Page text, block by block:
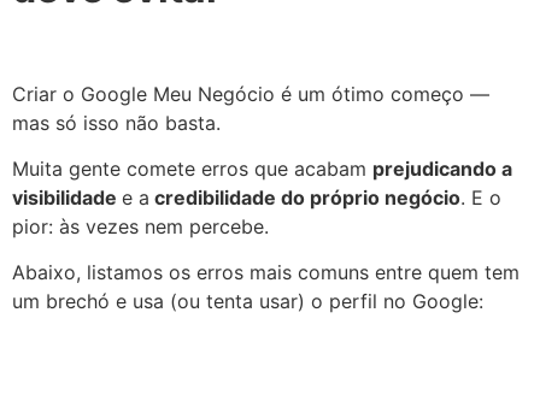
Criar o Google Meu Negócio é um ótimo começo —
mas só isso não basta.
Muita gente comete erros que acabam prejudicando a
visibilidade e a credibilidade do próprio negócio. E o
pior: às vezes nem percebe.
Abaixo, listamos os erros mais comuns entre quem tem
um brechó e usa (ou tenta usar) o perfil no Google: